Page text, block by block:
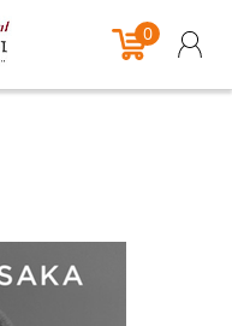
0